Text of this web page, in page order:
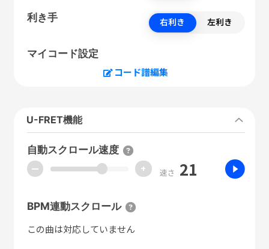
利き手 右利き 左利き
マイコード設定
コード譜編集
U-FRET機能
自動スクロール速度
ー + 速さ 21
BPM連動スクロール
この曲は対応していません